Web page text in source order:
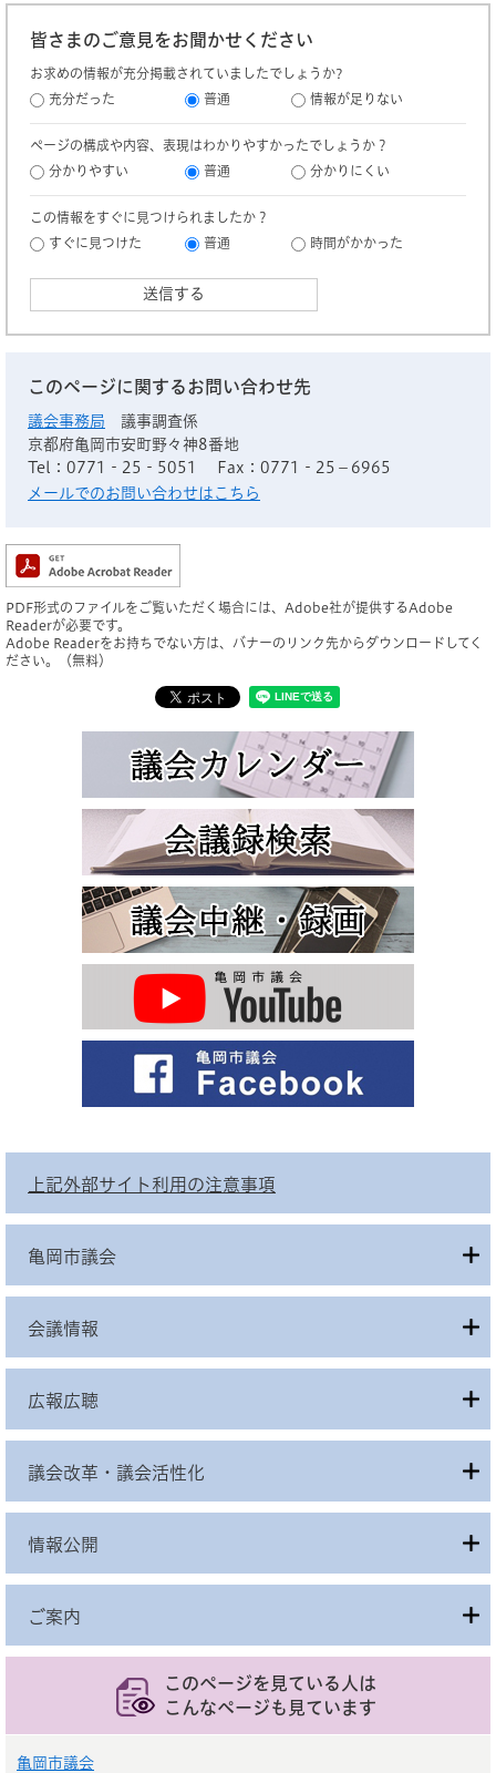
皆さまのご意見をお聞かせください
お求めの情報が充分掲載されていましたでしょうか?
充分だった
普通 情報が足りない
ページの構成や内容、表現はわかりやすかったでしょうか？
分かりやすい
普通 分かりにくい
この情報をすぐに見つけられましたか？
すぐに見つけた
普通 時間がかかった
このページに関するお問い合わせ先
議会事務局
議事調査係
京都府亀岡市安町野々神8番地
Tel：0771‐25‐5051
Fax：0771‐25－6965
メールでのお問い合わせはこちら
PDF形式のファイルをご覧いただく場合には、Adobe社が提供するAdobe
Readerが必要です。
Adobe Readerをお持ちでない方は、バナーのリンク先からダウンロードしてく
ださい。（無料）
上記外部サイト利用の注意事項
亀岡市議会
会議情報
広報広聴
議会改革・議会活性化
情報公開
ご案内
このページを見ている人は
こんなページも見ています
亀岡市議会